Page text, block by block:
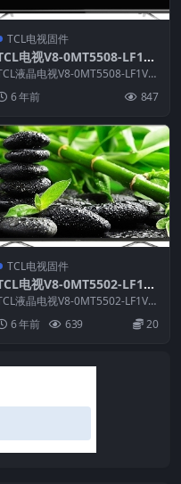
TCL电视固件
电视V8-0MT5508-LF1V0
版本刷机固件升级包
液晶电视V8-0MT5508-LF1V0
6 年前 847
TCL电视固件
电视V8-0MT5502-LF1V0
版本刷机固件升级包
液晶电视V8-0MT5502-LF1V0
66版本 ROM固件说明： 1.适...
6 年前 639 20